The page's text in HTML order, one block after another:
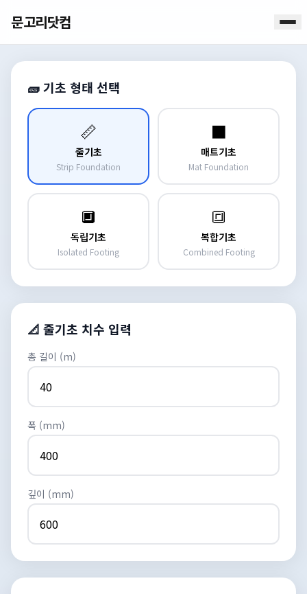
문고리닷컴
🧱 기초 형태 선택
📏
줄기초
Strip Foundation
⬛
매트기초
Mat Foundation
🔲
독립기초
Isolated Footing
🔳
복합기초
Combined Footing
📐 줄기초 치수 입력
총 길이 (m)
폭 (mm)
깊이 (mm)